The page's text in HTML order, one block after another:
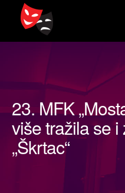
Traži...
23. MFK
više tražila se
„Škrtac“